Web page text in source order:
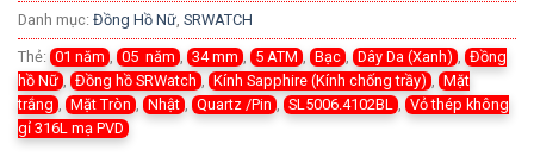
Danh mục: Đồng Hồ Nữ SRWATCH
Thẻ: 01 năm 05 năm 34 mm 5 ATM Bạc Dây Da (Xanh)
Đồng
hồ Nữ
Đồng hồ SRWatch Kính Sapphire (Kính chống trầy)
Mặt
trắng
Mặt Tròn Nhật Quartz /Pin SL5006.4102BL
Vỏ thép không
gỉ 316L mạ PVD